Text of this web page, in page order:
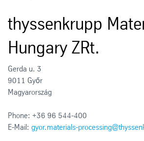
thyssenkrupp
Hungary ZRt.
Gerda u. 3
9011 Győr
Magyarország
Phone: +36 96 544-400
E-Mail: gyor.materials-